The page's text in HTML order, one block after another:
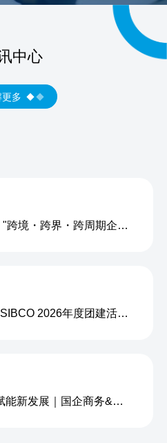
中心
更多
向内扎根，向新生长｜"跨境・跨界・跨周期企业内生力沙龙"成功举办
同心筑梦，至诚赋能 | SIBCO 2026年度团建活动圆满收官
积极履职显担当 聚力赋能新发展｜国企商务&中企人力出席上海现代服务业联合会第五届会员大会第三次会议暨2026服务业高质量发展大会